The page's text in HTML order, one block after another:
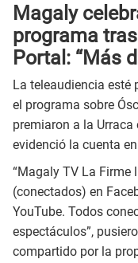
Magaly
programa
Portal: “Más
La teleaudiencia esté
el programa sobre
premiaron a la
evidenció la cuenta
“Magaly TV La Firme
(conectados) en
YouTube. Todos
espectáculos”,
compartido por la